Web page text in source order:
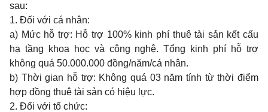
sau:
1. Đối với cá nhân:
a) Mức hỗ trợ: Hỗ trợ 100% kinh phí thuê tài sản kết cấu
hạ tầng khoa học và công nghệ. Tổng kinh phí hỗ trợ
không quá 50.000.000 đồng/năm/cá nhân.
b) Thời gian hỗ trợ: Không quá 03 năm tính từ thời điểm
hợp đồng thuê tài sản có hiệu lực.
2. Đối với tổ chức: